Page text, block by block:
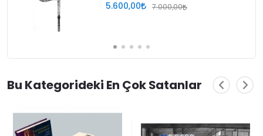
5.600,00 7.000,00
Bu Kategorideki En Çok Satanlar